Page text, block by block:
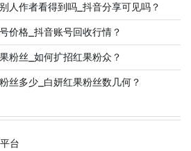
人作者看得到吗_抖音分享可见吗？
价格_抖音账号回收行情？
粉丝_如何扩招红果粉众？
丝多少_白妍红果粉丝数几何？
台